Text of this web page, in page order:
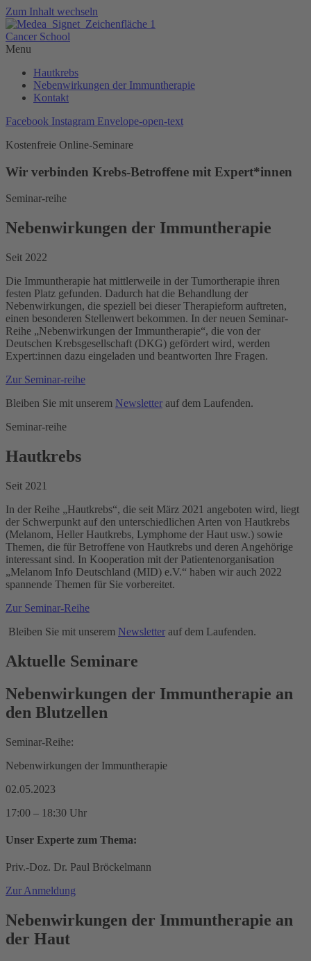
Zum Inhalt wechseln
Cancer School
Menu
Hautkrebs
Nebenwirkungen der Immuntherapie
Kontakt
Facebook Instagram Envelope-open-text
Kostenfreie Online-Seminare
Wir verbinden Krebs-Betroffene mit Expert*innen
Seminar-reihe
Nebenwirkungen der Immuntherapie
Seit 2022
Die Immuntherapie hat mittlerweile in der Tumortherapie ihren
festen Platz gefunden. Dadurch hat die Behandlung der
Nebenwirkungen, die speziell bei dieser Therapieform auftreten,
einen besonderen Stellenwert bekommen. In der neuen Seminar-
Reihe „Nebenwirkungen der Immuntherapie“, die von der
Deutschen Krebsgesellschaft (DKG) gefördert wird, werden
Expert:innen dazu eingeladen und beantworten Ihre Fragen.
Zur Seminar-reihe
Bleiben Sie mit unserem Newsletter auf dem Laufenden.
Seminar-reihe
Hautkrebs
Seit 2021
In der Reihe „Hautkrebs“, die seit März 2021 angeboten wird, liegt
der Schwerpunkt auf den unterschiedlichen Arten von Hautkrebs
(Melanom, Heller Hautkrebs, Lymphome der Haut usw.) sowie
Themen, die für Betroffene von Hautkrebs und deren Angehörige
interessant sind. In Kooperation mit der Patientenorganisation
„Melanom Info Deutschland (MID) e.V.“ haben wir auch 2022
spannende Themen für Sie vorbereitet.
Zur Seminar-Reihe
Bleiben Sie mit unserem Newsletter auf dem Laufenden.
Aktuelle Seminare
Nebenwirkungen der Immuntherapie an
den Blutzellen
Seminar-Reihe:
Nebenwirkungen der Immuntherapie
02.05.2023
17:00 – 18:30 Uhr
Unser Experte zum Thema:
Priv.-Doz. Dr. Paul Bröckelmann
Zur Anmeldung
Nebenwirkungen der Immuntherapie an
der Haut